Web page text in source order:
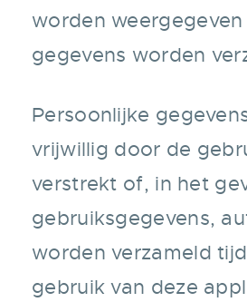
worden
gegevens worden
Persoonlijke
vrijwillig door de
verstrekt of, in het
gebruiksgegevens,
worden verzameld
gebruik van deze